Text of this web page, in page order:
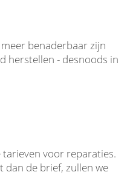
benaderbaar zijn
herstellen - desnoods in
voor reparaties.
dan de brief, zullen we